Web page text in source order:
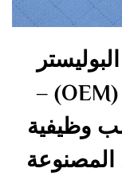
والقطن حسب الطلب (OEM) –
وظيفية